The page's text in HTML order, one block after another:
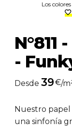
Los
N°811
-
Desde 39€/
Nuestro
una sinfonía